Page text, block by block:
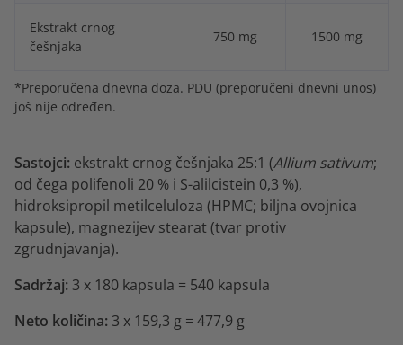
Ekstrakt crnog
češnjaka
750 mg 1500 mg
*Preporučena dnevna doza. PDU (preporučeni dnevni unos)
još nije određen.
Sastojci: ekstrakt crnog češnjaka 25:1 (Allium sativum;
od čega polifenoli 20 % i S-alilcistein 0,3 %),
hidroksipropil metilceluloza (HPMC; biljna ovojnica
kapsule), magnezijev stearat (tvar protiv
zgrudnjavanja).
Sadržaj: 3 x 180 kapsula = 540 kapsula
Neto količina: 3 x 159,3 g = 477,9 g